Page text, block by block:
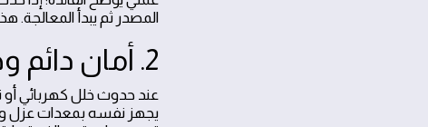
المصدر ثم يبدأ المعالجة.
2. أمان دائم وجودة فورية
عند حدوث خلل كهربائي أو
يجهز نفسه بمعدات عزل